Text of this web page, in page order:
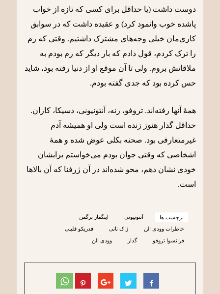
دوست داشت (یا حداقل برای کسی که تازه از خواب
پاشده خوب وانمود کرد) و عقیده داشت که در سوابق
کاری‌مان خیلی وجه‌های مشترک داشتیم. وقتی که رم
را ترک کردم، قول دادم که بار دیگر که رم بودم به
ملاقاتش بروم. ولی تا آن موقع او از دنیا رفته بود، شاید
حس کرده بود که جدی گفته بودم.
همۀ آنها رفته‌اند. تروفو، رنه، آنتونیونی، دسیکا، کازان.
حداقل گدار هنوز زنده است ولی او همیشه آدم
غیرمتعارفی بود. صحنه بکلی عوض شده و همۀ
اشخاصی که وقتی جوان بودم می‌خواستم برایشان
خودی نشان دهم، محو شده‌اند در آن ژرفنا که آن بالاها
است.
برچسب ها آنتونیونی
اینگمار برگمن
خاطرات وودی الن
ژاک تاتی
فدریکو فلینی
فرانسوا تروفو
گدار وودی الن